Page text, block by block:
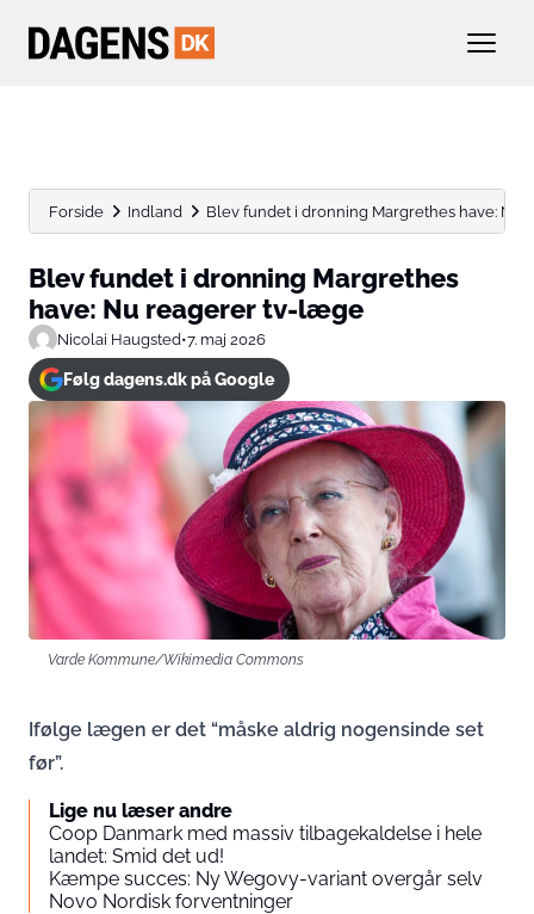
Forside Indland Blev fundet i dronning Margrethes have:
Blev fundet i dronning Margrethes
have: Nu reagerer tv-læge
Nicolai Haugsted•7. maj 2026
Følg dagens.dk på Google
Varde Kommune/Wikimedia Commons
Ifølge lægen er det “måske aldrig nogensinde set
før”.
Lige nu læser andre
Coop Danmark med massiv tilbagekaldelse i hele
landet: Smid det ud!
Kæmpe succes: Ny Wegovy-variant overgår selv
Novo Nordisk forventninger